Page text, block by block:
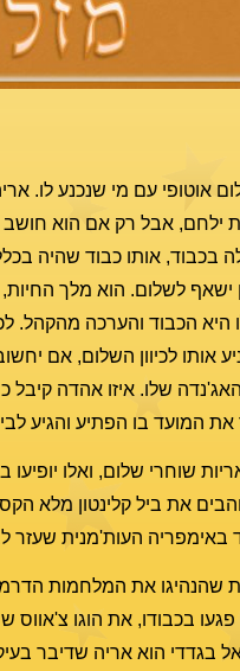
אוטופי עם מי שנכנע לו.
ילחם, אבל רק אם הוא חושב
בכבוד, אותו כבוד שהיה
לשלום. הוא מלך
הכבוד והערכה מהקהל.
אותו לכיוון השלום, אם
המועד בו הפתיע והגיע
שוחרי שלום, ואלו
אוהבים את ביל קלינטון
באימפריה העות'מנית שעזר
את המלחמות
בכבודו, את הוגו
בגדדי הוא אריה שדיבר